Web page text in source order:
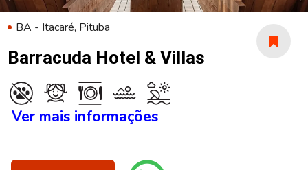
BA - Itacaré, Pituba
Barracuda Hotel & Villas
Ver mais informações